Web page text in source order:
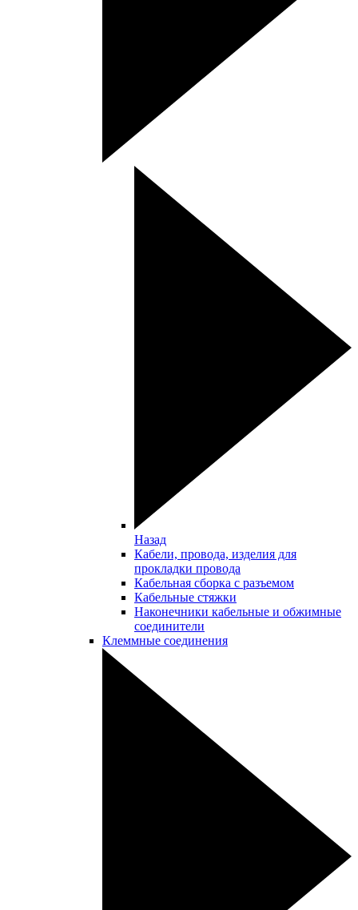
Назад
Кабели, провода, изделия для
прокладки провода
Кабельная сборка с разъемом
Кабельные стяжки
Наконечники кабельные и обжимные
соединители
Клеммные соединения